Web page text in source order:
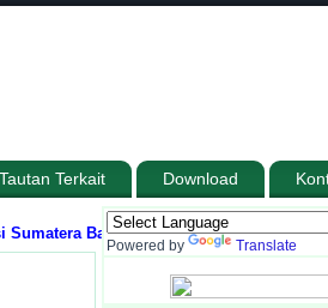
Tautan Terkait Download
Barat Media Informasi dan Sarana
Powered by Translate